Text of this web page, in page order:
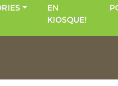
EN
KIOSQUE!